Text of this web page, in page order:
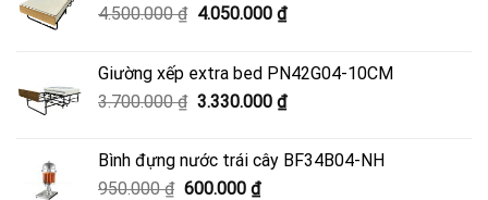
4.500.000₫ Giá
4.500.000 ₫.
4.050.000 ₫Giá
là:
4.050.000 ₫.
Giường xếp extra bed PN42G04-10CM
3.700.000₫ Giá
3.700.000 ₫.
3.330.000 ₫Giá
là:
Bình đựng nước trái cây BF34B04-NH
950.000₫ Giá
600.000 ₫Giá